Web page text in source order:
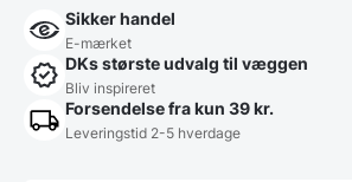
Sikker handel
E-mærket
DKs største udvalg til væggen
Bliv inspireret
Forsendelse fra kun 39 kr.
Leveringstid 2-5 hverdage